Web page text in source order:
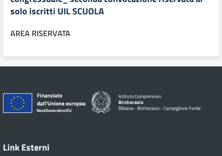
solo iscritti UIL SCUOLA
AREA RISERVATA
Istituto Comprensivo
Bricherasio
Bibiana - Bricherasio - Campiglione Fenile
Link Esterni